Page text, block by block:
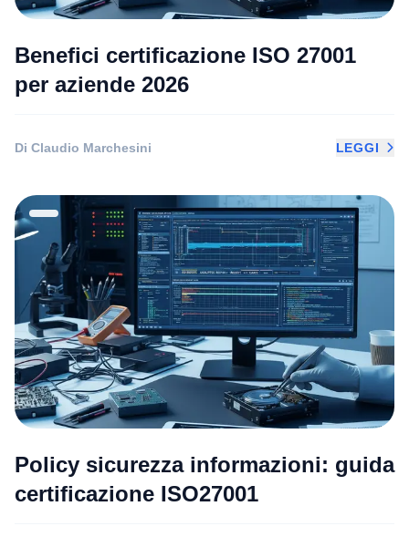
Benefici certificazione ISO 27001
per aziende 2026
Di Claudio Marchesini LEGGI
Policy sicurezza informazioni: guida
certificazione ISO27001